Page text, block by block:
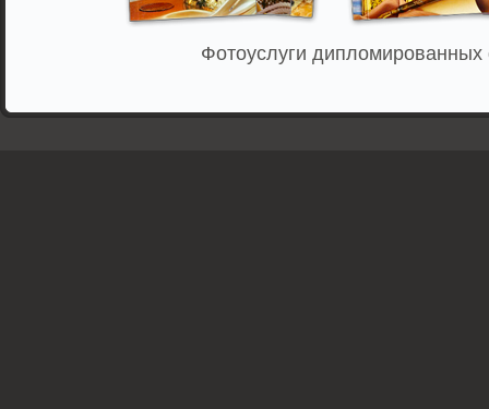
Фотоуслуги